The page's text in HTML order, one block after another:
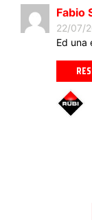
Fabio
22/07/
Ed una